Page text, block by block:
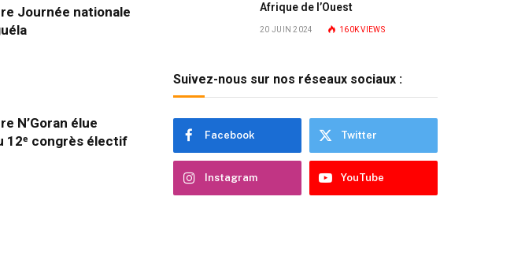
Journée nationale
N’Goran élue
12ᵉ congrès électif
Afrique de l’Ouest
20 JUIN 2024 160KVIEWS
Suivez-nous sur nos réseaux sociaux :
Facebook Twitter
Instagram YouTube